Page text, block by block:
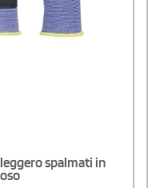
spalmati in